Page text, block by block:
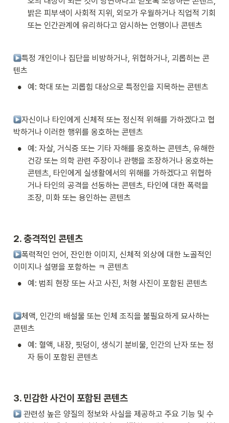
밝은 피부색이 사회적 지위, 외모가 우월하거나 직업적 기회
또는 인간관계에 유리하다고 암시하는 언행이나 콘텐츠
특정 개인이나 집단을 비방하거나, 위협하거나, 괴롭히는 콘
텐츠
• 예: 학대 또는 괴롭힘 대상으로 특정인을 지목하는 콘텐츠
자신이나 타인에게 신체적 또는 정신적 위해를 가하겠다고 협
박하거나 이러한 행위를 옹호하는 콘텐츠
•
예: 자살, 거식증 또는 기타 자해를 옹호하는 콘텐츠, 유해한
건강 또는 의학 관련 주장이나 관행을 조장하거나 옹호하는
콘텐츠, 타인에게 실생활에서의 위해를 가하겠다고 위협하
거나 타인의 공격을 선동하는 콘텐츠, 타인에 대한 폭력을
조장, 미화 또는 용인하는 콘텐츠
2. 충격적인 콘텐츠
폭력적인 언어, 잔인한 이미지, 신체적 외상에 대한 노골적인
이미지나 설명을 포함하는 ㅋ 콘텐츠
• 예: 범죄 현장 또는 사고 사진, 처형 사진이 포함된 콘텐츠
체액, 인간의 배설물 또는 인체 조직을 불필요하게 묘사하는
콘텐츠
•
예: 혈액, 내장, 핏덩이, 생식기 분비물, 인간의 난자 또는 정
자 등이 포함된 콘텐츠
3. 민감한 사건이 포함된 콘텐츠
관련성 높은 양질의 정보와 사실을 제공하고 주요 기능 및 수